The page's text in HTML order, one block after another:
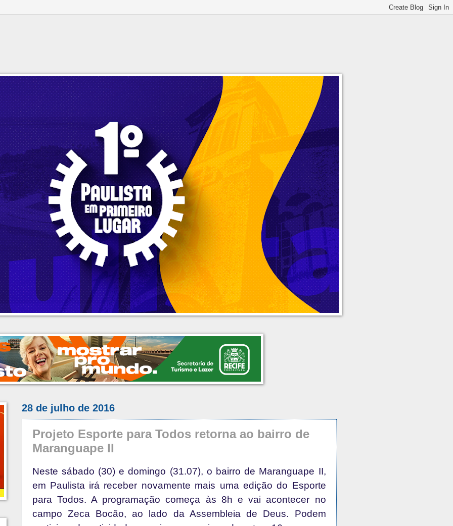
28 de julho de 2016
Projeto Esporte para Todos retorna ao bairro de
Maranguape II
Neste sábado (30) e domingo (31.07), o bairro de Maranguape II,
em Paulista irá receber novamente mais uma edição do Esporte
para Todos. A programação começa às 8h e vai acontecer no
campo Zeca Bocão, ao lado da Assembleia de Deus. Podem